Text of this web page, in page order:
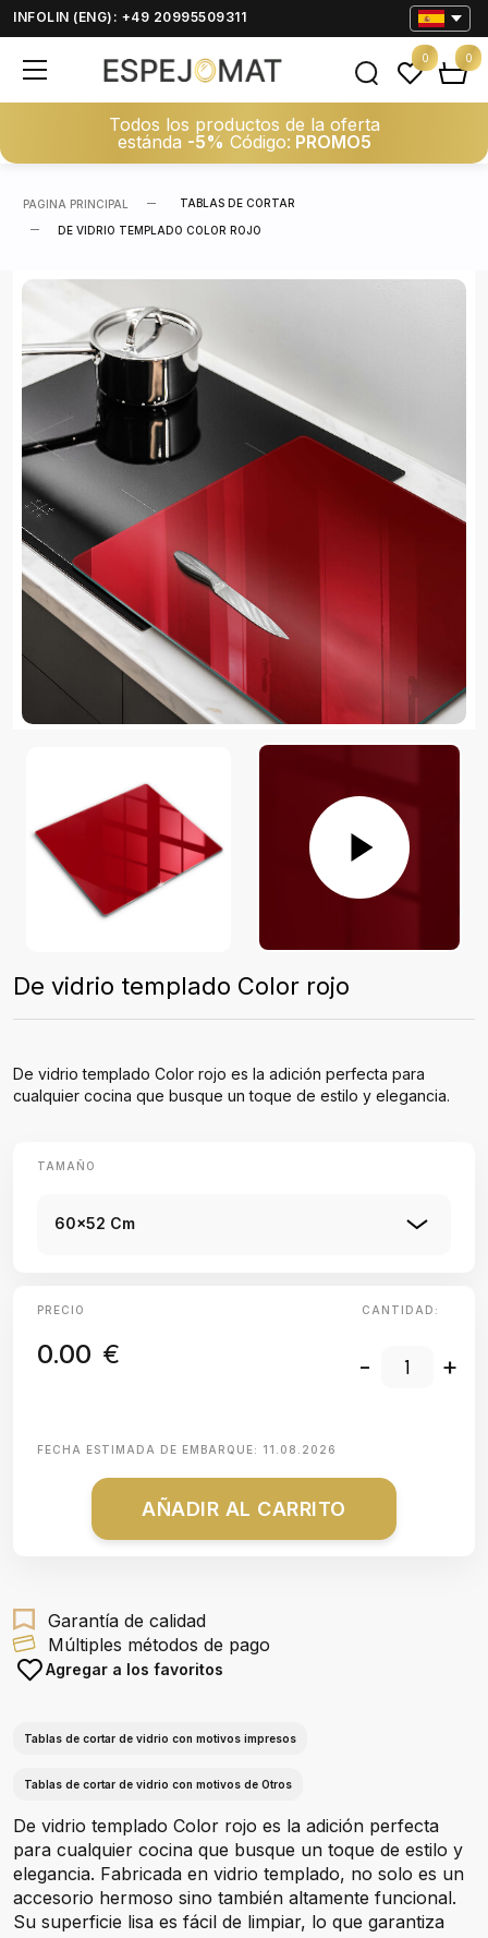
INFOLIN (ENG): +49 20995509311
Todos los productos de la oferta
estánda -5% Código: PROMO5
0 0
PAGINA PRINCIPAL TABLAS DE CORTAR
DE VIDRIO TEMPLADO COLOR ROJO
De vidrio templado Color rojo
De vidrio templado Color rojo es la adición perfecta para
cualquier cocina que busque un toque de estilo y elegancia.
TAMAÑO
60x52 Cm
PRECIO
0.00 €
CANTIDAD:
- +
FECHA ESTIMADA DE EMBARQUE: 11.08.2026
AÑADIR AL CARRITO
Garantía de calidad
Múltiples métodos de pago
Agregar a los favoritos
Tablas de cortar de vidrio con motivos impresos
Tablas de cortar de vidrio con motivos de Otros
De vidrio templado Color rojo es la adición perfecta
para cualquier cocina que busque un toque de estilo y
elegancia. Fabricada en vidrio templado, no solo es un
accesorio hermoso sino también altamente funcional.
Su superficie lisa es fácil de limpiar, lo que garantiza